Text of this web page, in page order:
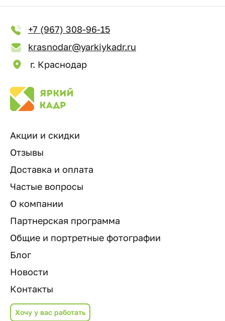
+7 (967) 308-96-15
krasnodar@yarkiykadr.ru
г. Краснодар
Акции и скидки
Отзывы
Доставка и оплата
Частые вопросы
О компании
Партнерская программа
Общие и портретные фотографии
Блог
Новости
Контакты
Хочу у вас работать